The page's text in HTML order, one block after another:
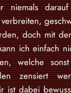
niemals darauf
doch mit
ich einfach
welche
zensiert
ist dabei